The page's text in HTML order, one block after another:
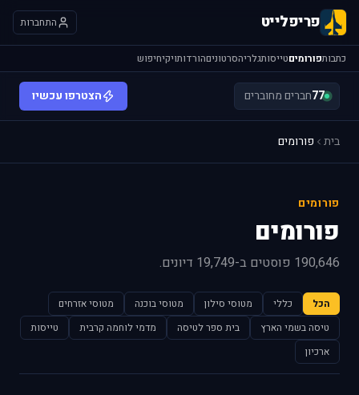
פריפלייט התחברות
כתבותפורומיםטייסותגלריהסרטוניםהורדותויקיחיפוש
77חברים מחוברים הצטרפו עכשיו
בית פורומים
פורומים
פורומים
190,646 פוסטים ב-19,749 דיונים.
הכל כללי מטוסי סילון מטוסי בוכנה
מטוסי אזרחים
טיסה בשמי הארץ
בית ספר לטיסה מדמי לוחמה קרבית
טייסות
ארכיון